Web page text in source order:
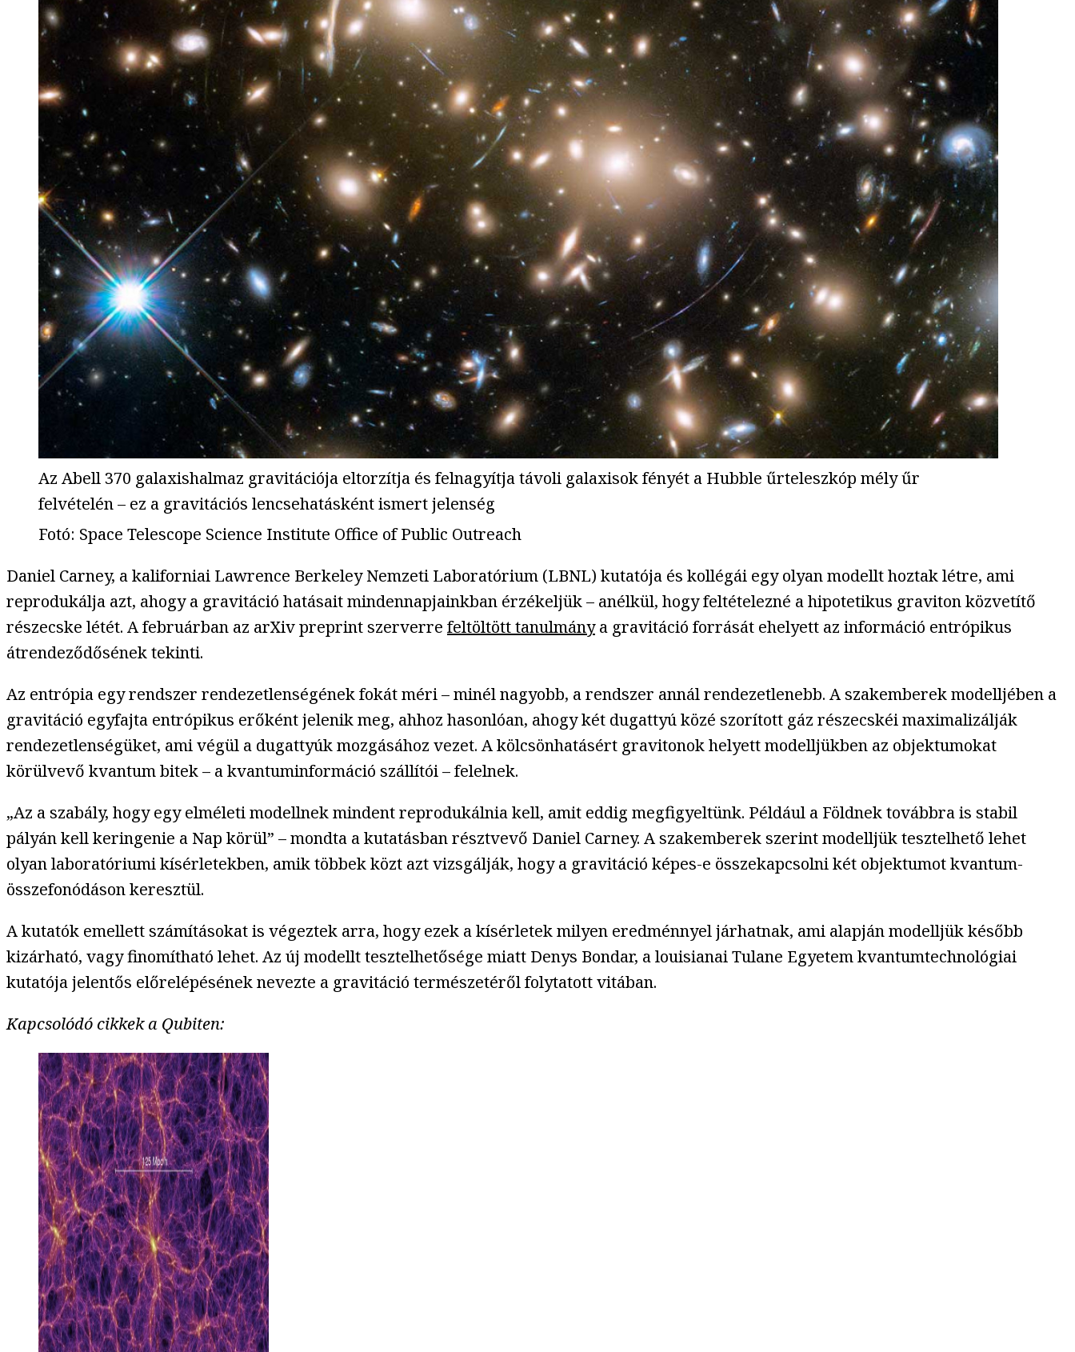
Az Abell 370 galaxishalmaz gravitációja eltorzítja és felnagyítja távoli galaxisok fényét a Hubble űrteleszkóp mély űr
felvételén – ez a gravitációs lencsehatásként ismert jelenség
Fotó: Space Telescope Science Institute Office of Public Outreach
Daniel Carney, a kaliforniai Lawrence Berkeley Nemzeti Laboratórium (LBNL) kutatója és kollégái egy olyan modellt hoztak létre, ami
reprodukálja azt, ahogy a gravitáció hatásait mindennapjainkban érzékeljük – anélkül, hogy feltételezné a hipotetikus graviton közvetítő
részecske létét. A februárban az arXiv preprint szerverre feltöltött tanulmánya gravitáció forrását ehelyett az információ entrópikus
átrendeződősének tekinti.
Az entrópia egy rendszer rendezetlenségének fokát méri – minél nagyobb, a rendszer annál rendezetlenebb. A szakemberek modelljében a
gravitáció egyfajta entrópikus erőként jelenik meg, ahhoz hasonlóan, ahogy két dugattyú közé szorított gáz részecskéi maximalizálják
rendezetlenségüket, ami végül a dugattyúk mozgásához vezet. A kölcsönhatásért gravitonok helyett modelljükben az objektumokat
körülvevő kvantum bitek – a kvantuminformáció szállítói – felelnek.
„Az a szabály, hogy egy elméleti modellnek mindent reprodukálnia kell, amit eddig megfigyeltünk. Például a Földnek továbbra is stabil
pályán kell keringenie a Nap körül” – mondta a kutatásban résztvevő Daniel Carney. A szakemberek szerint modelljük tesztelhető lehet
olyan laboratóriumi kísérletekben, amik többek közt azt vizsgálják, hogy a gravitáció képes-e összekapcsolni két objektumot kvantum-
összefonódáson keresztül.
A kutatók emellett számításokat is végeztek arra, hogy ezek a kísérletek milyen eredménnyel járhatnak, ami alapján modelljük később
kizárható, vagy finomítható lehet. Az új modellt tesztelhetősége miatt Denys Bondar, a louisianai Tulane Egyetem kvantumtechnológiai
kutatója jelentős előrelépésének nevezte a gravitáció természetéről folytatott vitában.
Kapcsolódó cikkek a Qubiten: